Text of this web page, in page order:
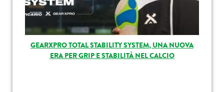
GEARXPRO TOTAL STABILITY SYSTEM, UNA NUOVA
ERA PER GRIP E STABILITÀ NEL CALCIO